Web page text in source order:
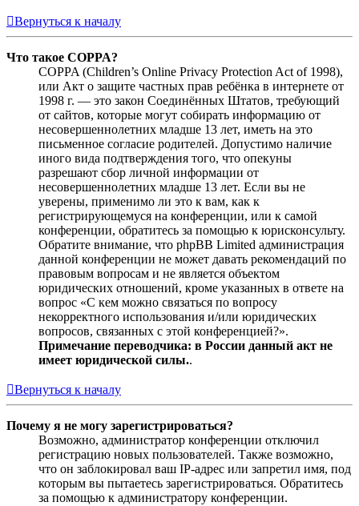
Вернуться к началу
Что такое COPPA?
COPPA (Children’s Online Privacy Protection Act of 1998),
или Акт о защите частных прав ребёнка в интернете от
1998 г. — это закон Соединённых Штатов, требующий
от сайтов, которые могут собирать информацию от
несовершеннолетних младше 13 лет, иметь на это
письменное согласие родителей. Допустимо наличие
иного вида подтверждения того, что опекуны
разрешают сбор личной информации от
несовершеннолетних младше 13 лет. Если вы не
уверены, применимо ли это к вам, как к
регистрирующемуся на конференции, или к самой
конференции, обратитесь за помощью к юрисконсульту.
Обратите внимание, что phpBB Limited администрация
данной конференции не может давать рекомендаций по
правовым вопросам и не является объектом
юридических отношений, кроме указанных в ответе на
вопрос «С кем можно связаться по вопросу
некорректного использования и/или юридических
вопросов, связанных с этой конференцией?».
Примечание переводчика: в России данный акт не
имеет юридической силы..
Вернуться к началу
Почему я не могу зарегистрироваться?
Возможно, администратор конференции отключил
регистрацию новых пользователей. Также возможно,
что он заблокировал ваш IP-адрес или запретил имя, под
которым вы пытаетесь зарегистрироваться. Обратитесь
за помощью к администратору конференции.